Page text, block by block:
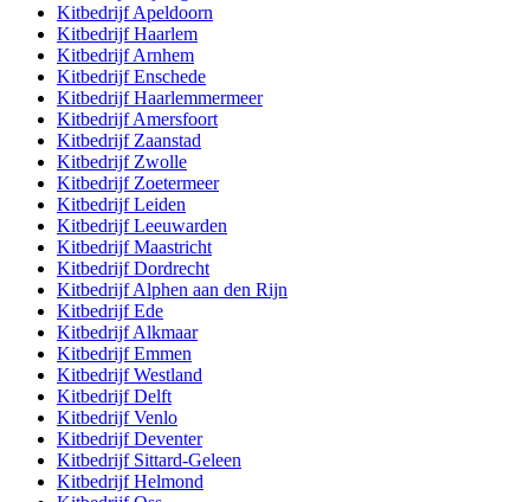
KitbedrijfApeldoorn
KitbedrijfHaarlem
KitbedrijfArnhem
KitbedrijfEnschede
KitbedrijfHaarlemmermeer
KitbedrijfAmersfoort
Kitbedrijf Zaanstad
Kitbedrijf Zwolle
Kitbedrijf Zoetermeer
KitbedrijfLeiden
KitbedrijfLeeuwarden
KitbedrijfMaastricht
KitbedrijfDordrecht
KitbedrijfAlphen aan den Rijn
KitbedrijfEde
KitbedrijfAlkmaar
KitbedrijfEmmen
KitbedrijfWestland
KitbedrijfDelft
KitbedrijfVenlo
KitbedrijfDeventer
Kitbedrijf Sittard-Geleen
KitbedrijfHelmond